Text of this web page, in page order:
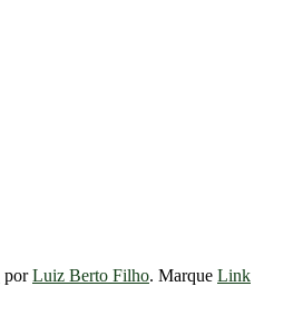
porLuiz Berto Filho. Marque Link